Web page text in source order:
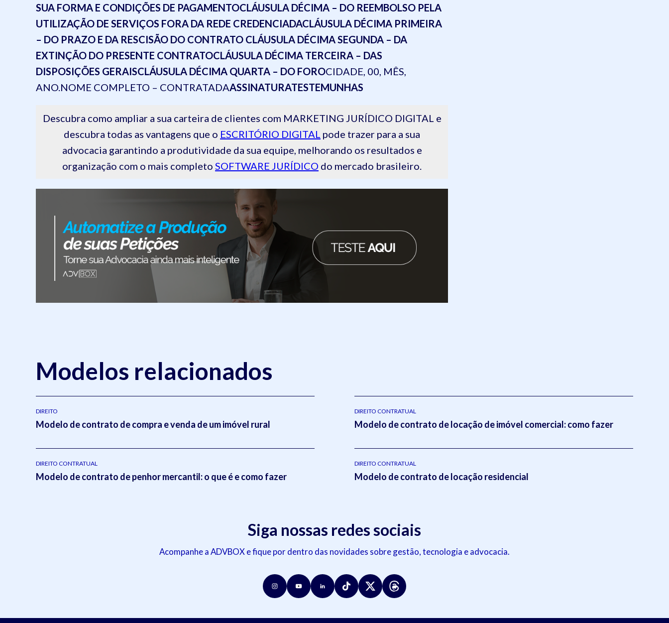
SUA FORMA E CONDIÇÕES DE PAGAMENTOCLÁUSULA DÉCIMA – DO REEMBOLSO PELA
UTILIZAÇÃO DE SERVIÇOS FORA DA REDE CREDENCIADACLÁUSULA DÉCIMA PRIMEIRA
– DO PRAZO E DA RESCISÃO DO CONTRATO CLÁUSULA DÉCIMA SEGUNDA – DA
EXTINÇÃO DO PRESENTE CONTRATOCLÁUSULA DÉCIMA TERCEIRA – DAS
DISPOSIÇÕES GERAISCLÁUSULA DÉCIMA QUARTA – DO FOROCIDADE, 00, MÊS,
ANO.NOME COMPLETO – CONTRATADAASSINATURATESTEMUNHAS
Descubra como ampliar a sua carteira de clientes com MARKETING JURÍDICO DIGITAL e
descubra todas as vantagens que o ESCRITÓRIO DIGITAL pode trazer para a sua
advocacia garantindo a produtividade da sua equipe, melhorando os resultados e
organização com o mais completo SOFTWARE JURÍDICO do mercado brasileiro.
Modelos relacionados
DIREITO
Modelo de contrato de compra e venda de um imóvel rural
DIREITO CONTRATUAL
Modelo de contrato de locação de imóvel comercial: como fazer
DIREITO CONTRATUAL
Modelo de contrato de penhor mercantil: o que é e como fazer
DIREITO CONTRATUAL
Modelo de contrato de locação residencial
Siga nossas redes sociais
Acompanhe a ADVBOX e fique por dentro das novidades sobre gestão, tecnologia e advocacia.